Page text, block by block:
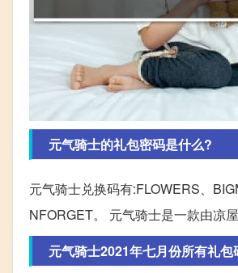
元气骑士的礼包密码是什么?
元气骑士兑换码有:FLOWERS、
NFORGET。 元气骑士是一款由凉
元气骑士2021年七月份所有礼包